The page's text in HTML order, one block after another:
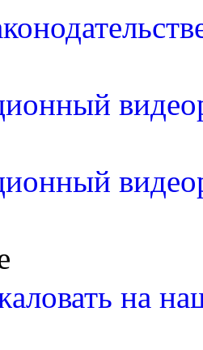
на